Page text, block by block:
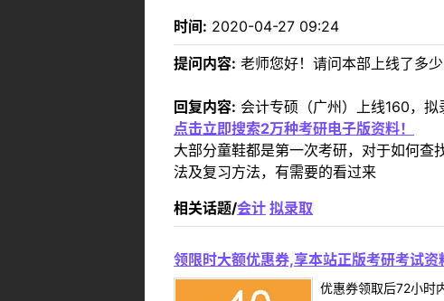
时间: 2020-04-27 09:24
提问内容: 老师您好！请问本部上线了多少
回复内容: 会计专硕（广州）上线160，拟
点击立即搜索2万种考研电子版资料！
大部分童鞋都是第一次考研，对于如何
法及复习方法，有需要的看过来
相关话题/会计 拟录取
领限时大额优惠券,享本站正版考研考试资
优惠券领取后72小时